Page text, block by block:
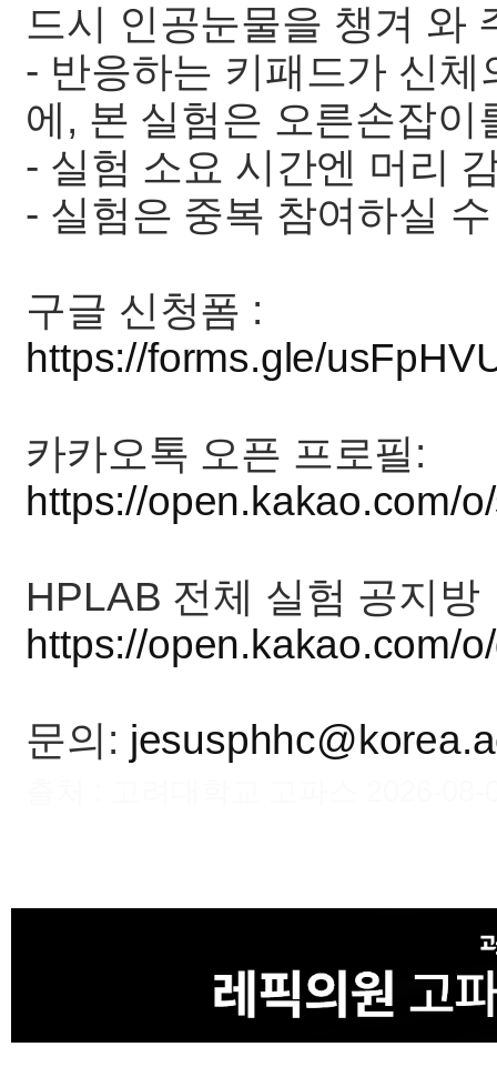
드시 인공눈물을 챙겨 와
- 반응하는 키패드가 신
에, 본 실험은 오른손잡
- 실험 소요 시간엔 머리
- 실험은 중복 참여하실
구글 신청폼 :
https://forms.gle/
카카오톡 오픈 프로필:
https://open.kakao.com/
HPLAB 전체 실험 공지방
https://open.kakao.com/
문의: